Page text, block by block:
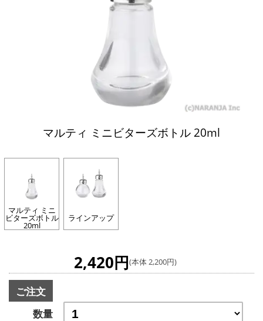
マルティ ミニビターズボトル 20ml
マルティ ミニ
ビターズボトル
20ml
ラインアップ
2,420円(本体 2,200円)
ご注文
数量